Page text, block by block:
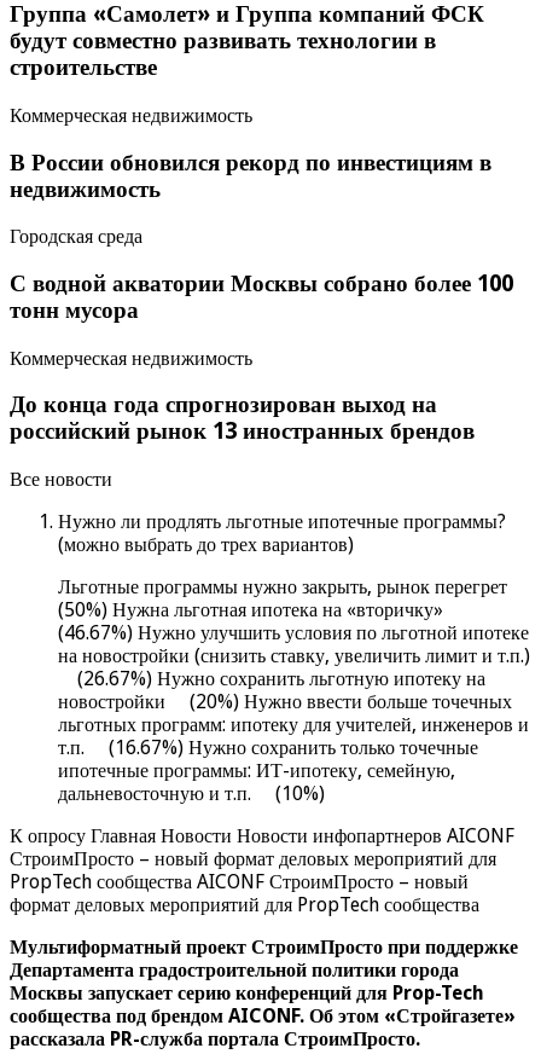
Группа «Самолет» и Группа компаний ФСК
будут совместно развивать технологии в
строительстве
Коммерческая недвижимость
В России обновился рекорд по инвестициям в
недвижимость
Городская среда
С водной акватории Москвы собрано более 100
тонн мусора
Коммерческая недвижимость
До конца года спрогнозирован выход на
российский рынок 13 иностранных брендов
Все новости
Нужно ли продлять льготные ипотечные программы?
(можно выбрать до трех вариантов)
Льготные программы нужно закрыть, рынок перегрет
(50%) Нужна льготная ипотека на «вторичку»
(46.67%) Нужно улучшить условия по льготной ипотеке
на новостройки (снизить ставку, увеличить лимит и т.п.)
(26.67%) Нужно сохранить льготную ипотеку на
новостройки (20%) Нужно ввести больше точечных
льготных программ: ипотеку для учителей, инженеров и
т.п. (16.67%) Нужно сохранить только точечные
ипотечные программы: ИТ-ипотеку, семейную,
дальневосточную и т.п. (10%)
К опросу Главная Новости Новости инфопартнеров AICONF
СтроимПросто – новый формат деловых мероприятий для
PropTech сообщества AICONF СтроимПросто – новый
формат деловых мероприятий для PropTech сообщества
Мультиформатный проект СтроимПросто при поддержке
Департамента градостроительной политики города
Москвы запускает серию конференций для Prop-Tech
сообщества под брендом AICONF. Об этом «Стройгазете»
рассказала PR-служба портала СтроимПросто.